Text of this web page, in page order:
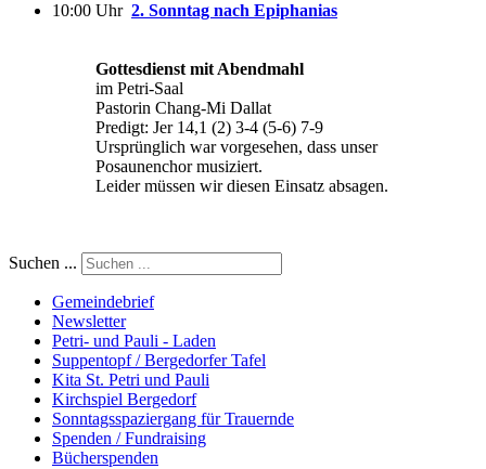
10:00 Uhr 2. Sonntag nach Epiphanias
Gottesdienst mit Abendmahl
im Petri-Saal
Pastorin Chang-Mi Dallat
Predigt: Jer 14,1 (2) 3-4 (5-6) 7-9
Ursprünglich war vorgesehen, dass unser
Posaunenchor musiziert.
Leider müssen wir diesen Einsatz absagen.
Suchen ...
Gemeindebrief
Newsletter
Petri- und Pauli - Laden
Suppentopf / Bergedorfer Tafel
Kita St. Petri und Pauli
Kirchspiel Bergedorf
Sonntagsspaziergang für Trauernde
Spenden / Fundraising
Bücherspenden